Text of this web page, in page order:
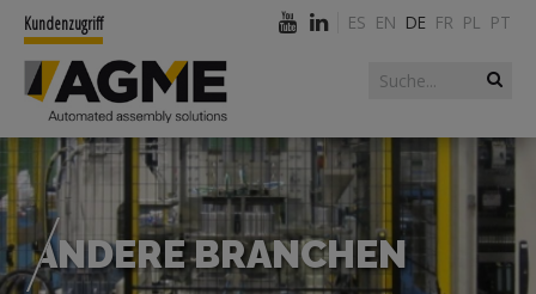
Suchformular
Suche
Kundenzugriff ES EN DE FR PL PT
ANDERE BRANCHEN